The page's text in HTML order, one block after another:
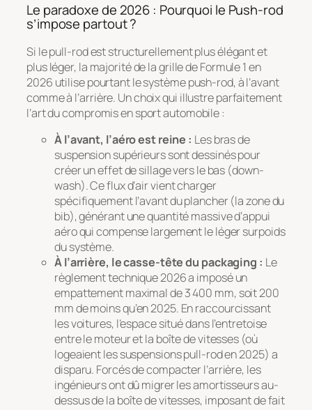
Le paradoxe de 2026 : Pourquoi le Push-rod
s’impose partout ?
Si le pull-rod est structurellement plus élégant et
plus léger, la majorité de la grille de Formule 1 en
2026 utilise pourtant le système push-rod, à l’avant
comme à l’arrière. Un choix qui illustre parfaitement
l’art du compromis en sport automobile :
À l’avant, l’aéro est reine : Les bras de
suspension supérieurs sont dessinés pour
créer un effet de sillage vers le bas (down-
wash). Ce flux d’air vient charger
spécifiquement l’avant du plancher (la zone du
bib), générant une quantité massive d’appui
aéro qui compense largement le léger surpoids
du système.
À l’arrière, le casse-tête du packaging : Le
règlement technique 2026 a imposé un
empattement maximal de 3 400 mm, soit 200
mm de moins qu’en 2025. En raccourcissant
les voitures, l’espace situé dans l’entretoise
entre le moteur et la boîte de vitesses (où
logeaient les suspensions pull-rod en 2025) a
disparu. Forcés de compacter l’arrière, les
ingénieurs ont dû migrer les amortisseurs au-
dessus de la boîte de vitesses, imposant de fait